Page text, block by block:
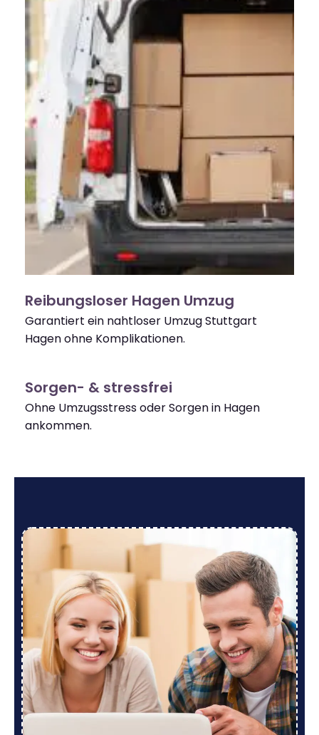
Reibungsloser Hagen Umzug
Garantiert ein nahtloser Umzug Stuttgart
Hagen ohne Komplikationen.
Sorgen- & stressfrei
Ohne Umzugsstress oder Sorgen in Hagen
ankommen.